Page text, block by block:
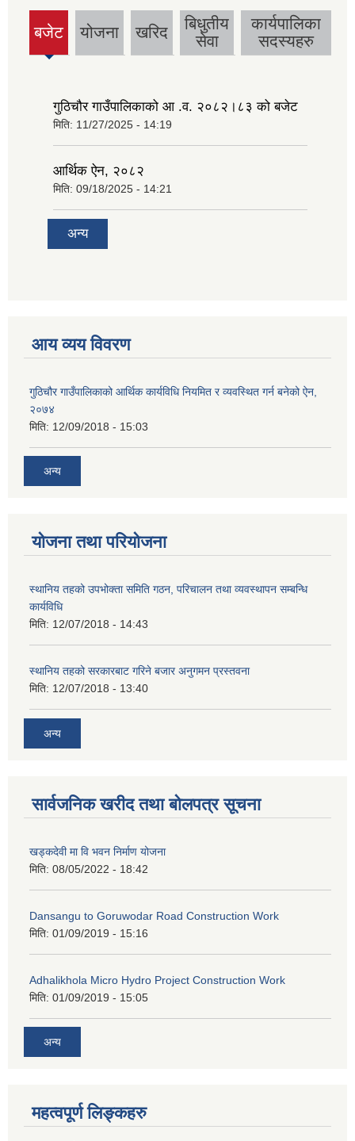
बजेट योजना खरिद
बिधुतीय
सेवा
कार्यपालिका
सदस्यहरु
गुठिचौर गाउँपालिकाको आ .व. २०८२।८३ को बजेट
मिति: 11/27/2025 - 14:19
आर्थिक ऐन, २०८२
मिति: 09/18/2025 - 14:21
अन्य
आय व्यय विवरण
गुठिचौर गाउँपालिकाको आर्थिक कार्यविधि नियमित र व्यवस्थित गर्न बनेको ऐन,
२०७४
मिति: 12/09/2018 - 15:03
अन्य
योजना तथा परियोजना
स्थानिय तहको उपभोक्ता समिति गठन, परिचालन तथा व्यवस्थापन सम्बन्धि
कार्यविधि
मिति: 12/07/2018 - 14:43
स्थानिय तहको सरकारबाट गरिने बजार अनुगमन प्रस्तवना
मिति: 12/07/2018 - 13:40
अन्य
सार्वजनिक खरीद तथा बोलपत्र सूचना
खड्कदेवी मा वि भवन निर्माण योजना
मिति: 08/05/2022 - 18:42
Dansangu to Goruwodar Road Construction Work
मिति: 01/09/2019 - 15:16
Adhalikhola Micro Hydro Project Construction Work
मिति: 01/09/2019 - 15:05
अन्य
महत्वपूर्ण लिङ्कहरु